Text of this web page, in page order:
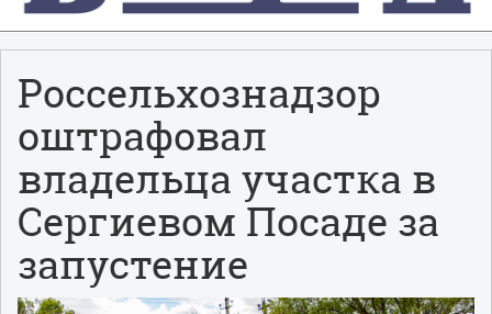
Россельхознадзор
оштрафовал
владельца участка в
Сергиевом Посаде за
запустение